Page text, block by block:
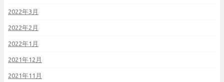
2022年3月
2022年2月
2022年1月
2021年12月
2021年11月